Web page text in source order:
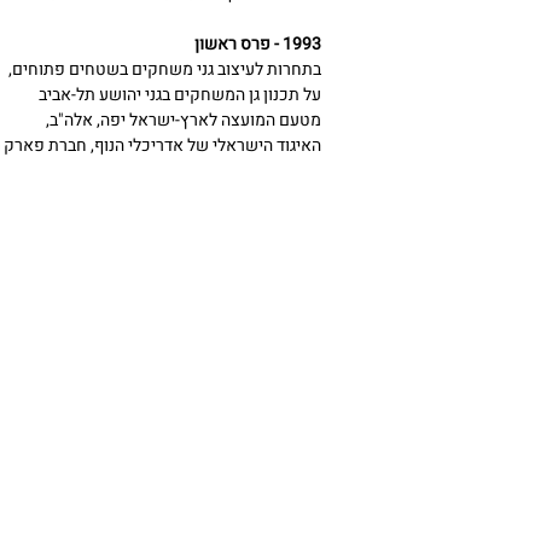
1993 - פרס ראשון
בתחרות לעיצוב גני משחקים בשטחים פתוחים,
על תכנון גן המשחקים בגני יהושע תל-אביב
מטעם המועצה לארץ-ישראל יפה, אלה"ב,
האיגוד הישראלי של אדריכלי הנוף, חברת פארק